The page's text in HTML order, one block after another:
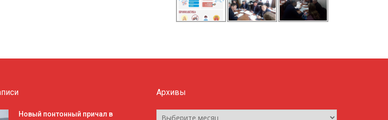
Новый понтонный причал в
Архивы
Архивы